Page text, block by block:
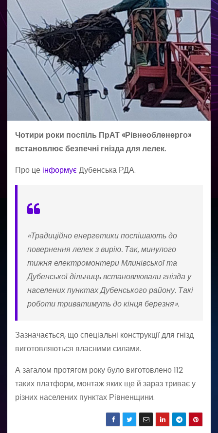
Чотири роки поспіль ПрАТ «Рівнеобленерго»
встановлює безпечні гнізда для лелек.
Про це інформуєДубенська РДА.
«Традиційно енергетики поспішають до
повернення лелек з вирію. Так, минулого
тижня електромонтери Млинівської та
Дубенської дільниць встановлювали гнізда у
населених пунктах Дубенського району. Такі
роботи триватимуть до кінця березня».
Зазначається, що спеціальні конструкції для гнізд
виготовляються власними силами.
А загалом протягом року було виготовлено 112
таких платформ, монтаж яких ще й зараз триває у
різних населених пунктах Рівненщини.